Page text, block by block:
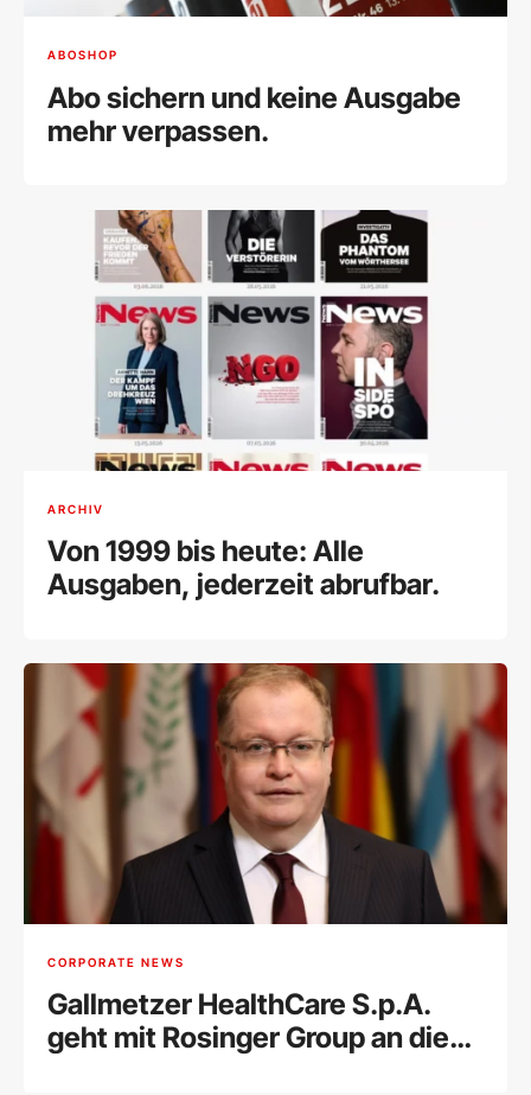
ABOSHOP
Abo sichern und keine Ausgabe
mehr verpassen.
ARCHIV
Von 1999 bis heute: Alle
Ausgaben, jederzeit abrufbar.
CORPORATE NEWS
Gallmetzer HealthCare S.p.A.
geht mit Rosinger Group an die